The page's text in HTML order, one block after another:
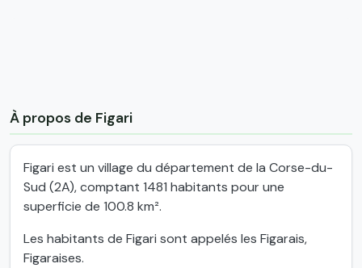
À propos de Figari
Figari est un village du département de la Corse-du-
Sud (2A), comptant 1481 habitants pour une
superficie de 100.8 km².
Les habitants de Figari sont appelés les Figarais,
Figaraises.